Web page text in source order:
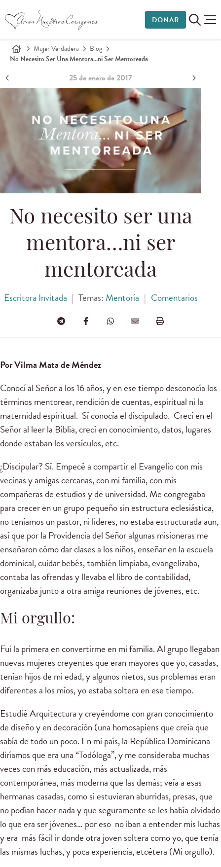
DONAR
Mujer Verdadera
Blog
No Necesito Ser Una Mentora…ni Ser Mentoreada
25 de enero de 2017
No necesito ser una
mentora…ni ser
mentoreada
Escritora Invitada | Temas: Mentoría | Comentarios
Por Vilma Mata de Méndez
Conocí al Señor a los 16 años, y en ese tiempo desconocía los
términos mentorear, rendición de cuentas, espiritual ni la
maternidad espiritual. Sí conocía el discipulado. Crecí en el
Señor al leer la Biblia, crecí en conocimiento, datos, lugares
donde estaban los versículos, etc.
¿Discipular? Sí. Empecé a compartir el Evangelio con mis
vecinas y amigas cercanas, con mi familia, con mis
compañeras de estudios y de universidad. Me congregaba
para crecer en un grupo pequeño sin estructura eclesiástica,
no teníamos un pastor, ni lideres, no estaba estructurada aun,
así que por la Providencia del Señor algunas misioneras me
enseñaron cómo dar clases a los niños, enseñar en la escuela
dominical, cuidar bebés, también limpiaba, evangelizaba,
contaba las ofrendas y llevaba el libro de contabilidad,
organizaba junto a otra amiga reuniones de jóvenes, etc.
Mi orgullo:
Fui la primera en convertirme en mi familia. Al grupo llegaban
nuevas mujeres creyentes que eran mayores que yo, casadas,
tenían hijos de mi edad, y algunos nietos, sus problemas eran
diferentes a los míos, yo estaba soltera en ese tiempo.
Estudié Arquitectura y creyéndome con gran conocimiento
de diseño y en decoración (una homosapiens que creía que
sabía de todo un poco. En mi país, la República Dominicana
diríamos que era una “Todóloga”, y me consideraba muchas
veces con más educación, más actualizada, más
contemporánea, más moderna que las demás; veía a esas
hermanas casadas, como si estuvieran aburridas, presas, que
no podían hacer nada y que seguramente se les había olvidado
lo que era ser jóvenes… por eso no iban a entender mis luchas
y era más fácil ir donde otra joven soltera como yo, que tenía
las mismas luchas, y poca experiencia, etcétera (Mi orgullo).